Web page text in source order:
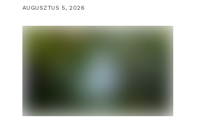
AUGUSZTUS 5, 2026